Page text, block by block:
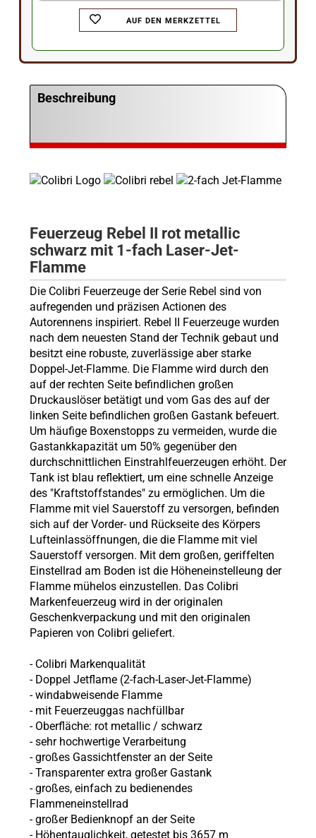
AUF DEN MERKZETTEL
Beschreibung
Feuerzeug Rebel II rot metallic
schwarz mit 1-fach Laser-Jet-
Flamme
Die Colibri Feuerzeuge der Serie Rebel sind von
aufregenden und präzisen Actionen des
Autorennens inspiriert. Rebel II Feuerzeuge wurden
nach dem neuesten Stand der Technik gebaut und
besitzt eine robuste, zuverlässige aber starke
Doppel-Jet-Flamme. Die Flamme wird durch den
auf der rechten Seite befindlichen großen
Druckauslöser betätigt und vom Gas des auf der
linken Seite befindlichen großen Gastank befeuert.
Um häufige Boxenstopps zu vermeiden, wurde die
Gastankkapazität um 50% gegenüber den
durchschnittlichen Einstrahlfeuerzeugen erhöht. Der
Tank ist blau reflektiert, um eine schnelle Anzeige
des "Kraftstoffstandes" zu ermöglichen. Um die
Flamme mit viel Sauerstoff zu versorgen, befinden
sich auf der Vorder- und Rückseite des Körpers
Lufteinlassöffnungen, die die Flamme mit viel
Sauerstoff versorgen. Mit dem großen, geriffelten
Einstellrad am Boden ist die Höheneinstelleung der
Flamme mühelos einzustellen. Das Colibri
Markenfeuerzeug wird in der originalen
Geschenkverpackung und mit den originalen
Papieren von Colibri geliefert.
- Colibri Markenqualität
- Doppel Jetflame (2-fach-Laser-Jet-Flamme)
- windabweisende Flamme
- mit Feuerzeuggas nachfüllbar
- Oberfläche: rot metallic / schwarz
- sehr hochwertige Verarbeitung
- großes Gassichtfenster an der Seite
- Transparenter extra großer Gastank
- großes, einfach zu bedienendes
Flammeneinstellrad
- großer Bedienknopf an der Seite
- Höhentauglichkeit, getestet bis 3657 m